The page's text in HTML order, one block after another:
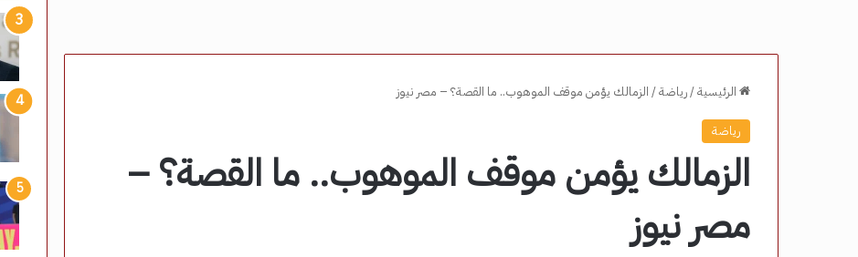
الرئيسية/رياضة/ الزمالك يؤمن موقف الموهوب.. ما القصة؟ – مصر نيوز
رياضة
الزمالك يؤمن موقف الموهوب.. ما القصة؟ –
مصر نيوز